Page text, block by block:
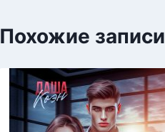
Похожие записи